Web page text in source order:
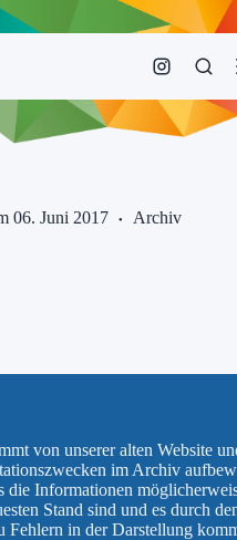
06. Juni 2017 Archiv
von unserer alten Website
im Archiv
die Informationen
Stand sind und es durch
Fehlern in der Darstellung